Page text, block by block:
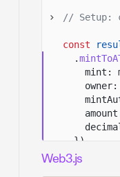
// Setup:
const
.
mint:
})
.
Web3.js